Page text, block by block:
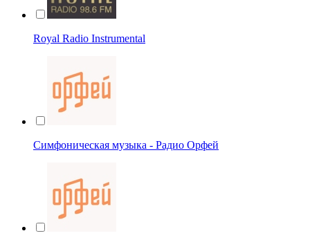
Royal Radio Instrumental
Симфоническая музыка - Радио Орфей